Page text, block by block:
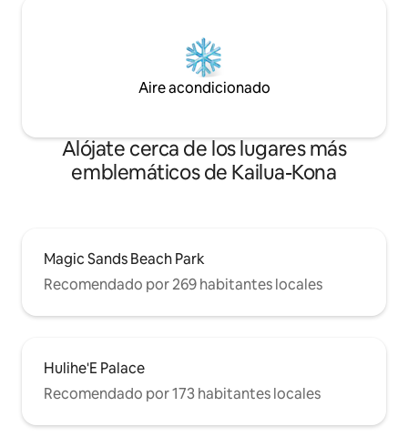
Aire acondicionado
Alójate cerca de los lugares más
emblemáticos de Kailua-Kona
Magic Sands Beach Park
Recomendado por 269 habitantes locales
Hulihe'E Palace
Recomendado por 173 habitantes locales